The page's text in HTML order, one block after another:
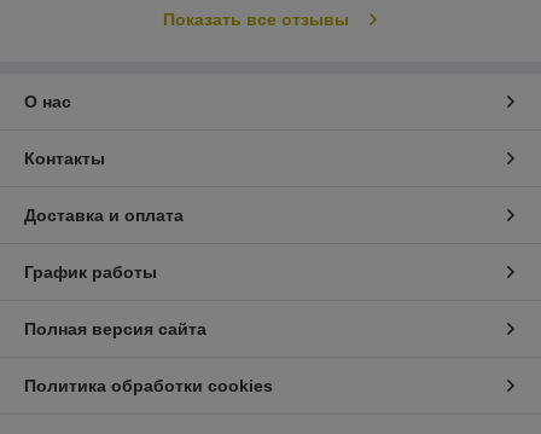
Показать все отзывы
О нас
Контакты
Доставка и оплата
График работы
Полная версия сайта
Политика обработки cookies